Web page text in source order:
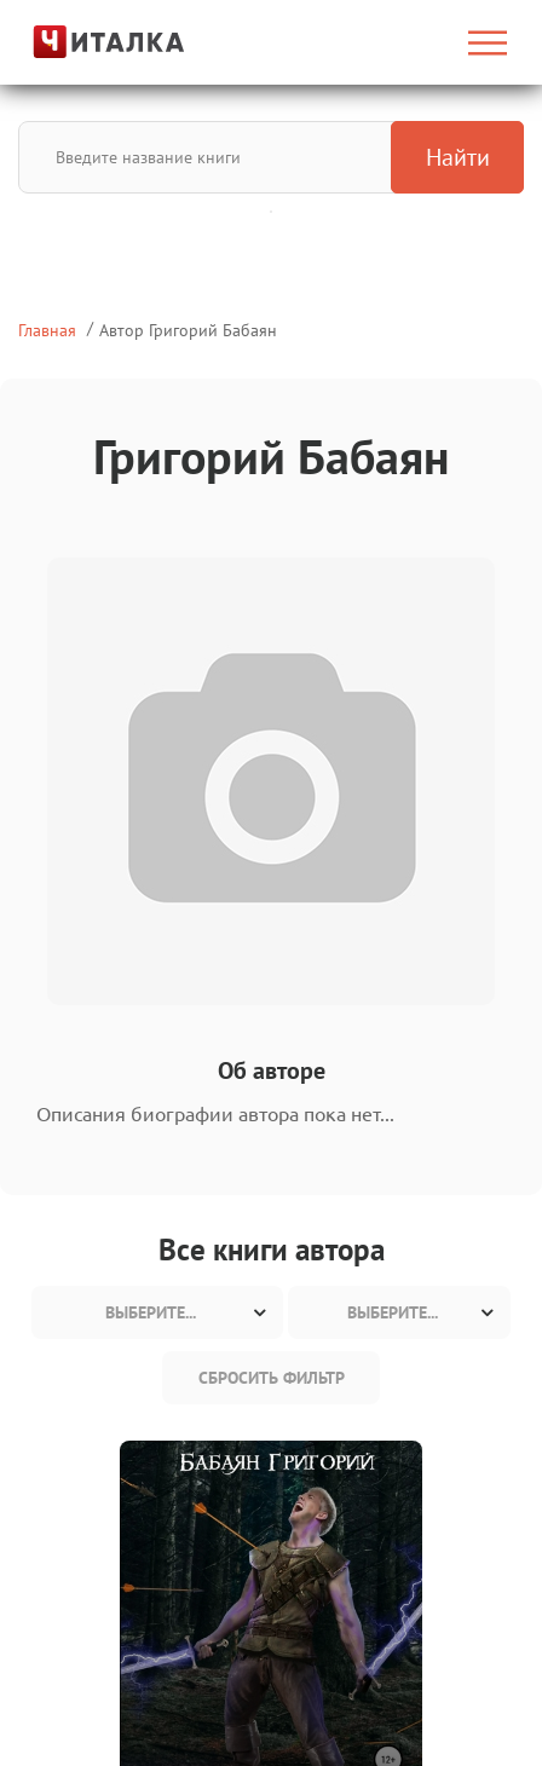
Найти
Главная Автор Григорий Бабаян
Григорий Бабаян
Об авторе
Описания биографии автора пока нет...
Все книги автора
ВЫБЕРИТЕ... ВЫБЕРИТЕ...
СБРОСИТЬ ФИЛЬТР